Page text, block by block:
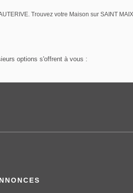
Trouvez votre Maison sur SAINT
options s'offrent à vous :